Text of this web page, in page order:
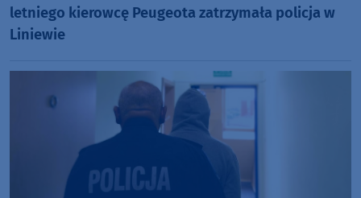
letniego kierowcę Peugeota zatrzymała policja w
Liniewie